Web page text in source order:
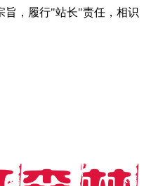
旨，履行"站长"责任，相识